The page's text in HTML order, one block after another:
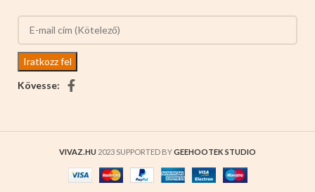
Kövesse:
VIVAZ.HU 2023 SUPPORTED BYGEEHOOTEK STUDIO